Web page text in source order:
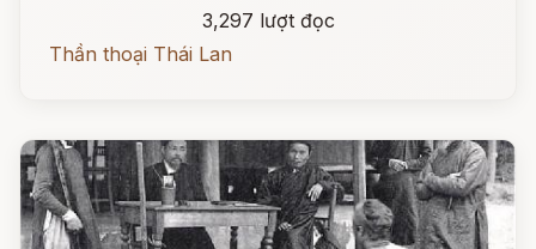
3,297 lượt đọc
Thần thoại Thái Lan